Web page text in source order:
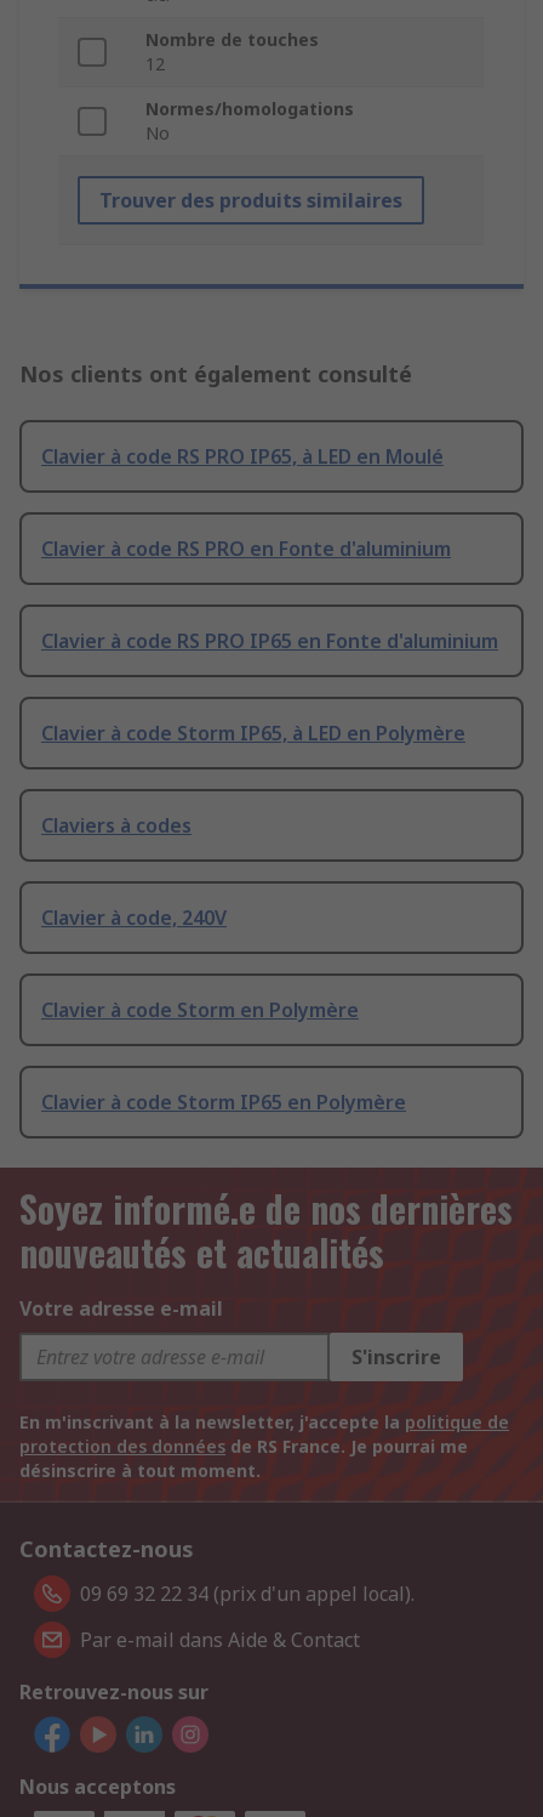
Nombre de touches
12
Normes/homologations
No
Trouver des produits similaires
Nos clients ont également consulté
Clavier à code RS PRO IP65, à LED en Moulé
Clavier à code RS PRO en Fonte d'aluminium
Clavier à code RS PRO IP65 en Fonte d'aluminium
Clavier à code Storm IP65, à LED en Polymère
Claviers à codes
Clavier à code, 240V
Clavier à code Storm en Polymère
Clavier à code Storm IP65 en Polymère
Soyez informé.e de nos dernières
nouveautés et actualités
Votre adresse e-mail
S'inscrire
En m'inscrivant à la newsletter, j'accepte la politique de
protection des données de RS France. Je pourrai me
désinscrire à tout moment.
Contactez-nous
09 69 32 22 34 (prix d'un appel local).
Par e-mail dans Aide & Contact
Retrouvez-nous sur
Nous acceptons